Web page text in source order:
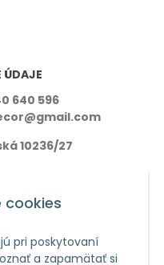
cookies
pri poskytovaní
a zapamätať si
640 596
10236/27